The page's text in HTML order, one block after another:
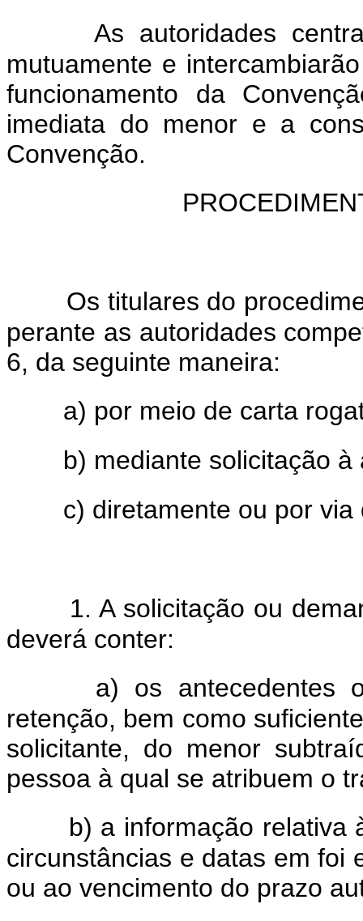
As autoridades
mutuamente e
funcionamento da
imediata do menor e a
Convenção.
Os titulares do
perante as autoridades
6, da seguinte maneira:
a) por meio de carta
b) mediante solicitação
c) diretamente ou por
1. A solicitação ou
deverá conter:
a) os antecedentes
retenção, bem como
solicitante, do menor
pessoa à qual se atribuem o
b) a informação relativa
circunstâncias e datas em foi
ou ao vencimento do prazo